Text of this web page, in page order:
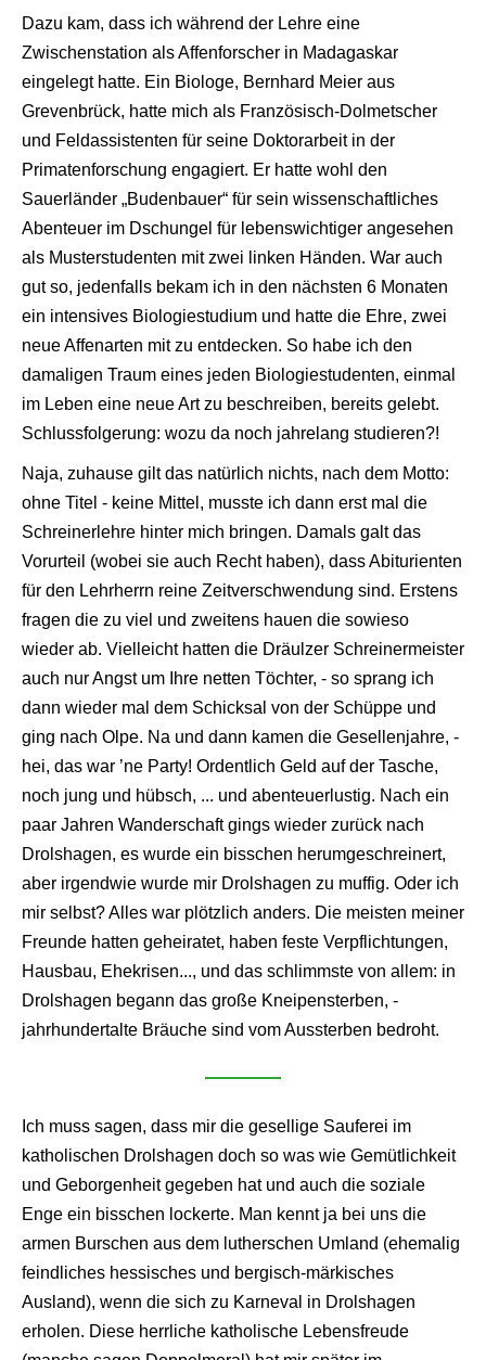
Dazu kam, dass ich während der Lehre eine
Zwischenstation als Affenforscher in Madagaskar
eingelegt hatte. Ein Biologe, Bernhard Meier aus
Grevenbrück, hatte mich als Französisch-Dolmetscher
und Feldassistenten für seine Doktorarbeit in der
Primatenforschung engagiert. Er hatte wohl den
Sauerländer „Budenbauer“ für sein wissenschaftliches
Abenteuer im Dschungel für lebenswichtiger angesehen
als Musterstudenten mit zwei linken Händen. War auch
gut so, jedenfalls bekam ich in den nächsten 6 Monaten
ein intensives Biologiestudium und hatte die Ehre, zwei
neue Affenarten mit zu entdecken. So habe ich den
damaligen Traum eines jeden Biologiestudenten, einmal
im Leben eine neue Art zu beschreiben, bereits gelebt.
Schlussfolgerung: wozu da noch jahrelang studieren?!
Naja, zuhause gilt das natürlich nichts, nach dem Motto:
ohne Titel - keine Mittel, musste ich dann erst mal die
Schreinerlehre hinter mich bringen. Damals galt das
Vorurteil (wobei sie auch Recht haben), dass Abiturienten
für den Lehrherrn reine Zeitverschwendung sind. Erstens
fragen die zu viel und zweitens hauen die sowieso
wieder ab. Vielleicht hatten die Dräulzer Schreinermeister
auch nur Angst um Ihre netten Töchter, - so sprang ich
dann wieder mal dem Schicksal von der Schüppe und
ging nach Olpe. Na und dann kamen die Gesellenjahre, -
hei, das war ’ne Party! Ordentlich Geld auf der Tasche,
noch jung und hübsch, ... und abenteuerlustig. Nach ein
paar Jahren Wanderschaft gings wieder zurück nach
Drolshagen, es wurde ein bisschen herumgeschreinert,
aber irgendwie wurde mir Drolshagen zu muffig. Oder ich
mir selbst? Alles war plötzlich anders. Die meisten meiner
Freunde hatten geheiratet, haben feste Verpflichtungen,
Hausbau, Ehekrisen..., und das schlimmste von allem: in
Drolshagen begann das große Kneipensterben, -
jahrhundertalte Bräuche sind vom Aussterben bedroht.
Ich muss sagen, dass mir die gesellige Sauferei im
katholischen Drolshagen doch so was wie Gemütlichkeit
und Geborgenheit gegeben hat und auch die soziale
Enge ein bisschen lockerte. Man kennt ja bei uns die
armen Burschen aus dem lutherschen Umland (ehemalig
feindliches hessisches und bergisch-märkisches
Ausland), wenn die sich zu Karneval in Drolshagen
erholen. Diese herrliche katholische Lebensfreude